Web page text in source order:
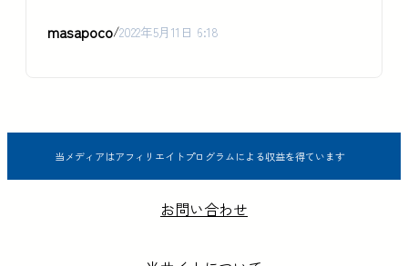
masapoco/2022年5月11日 6:18
当メディアはアフィリエイトプログラムによる収益を得ています
お問い合わせ